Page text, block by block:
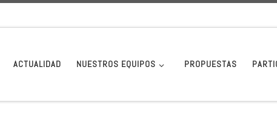
ACTUALIDAD NUESTROS EQUIPOS PROPUESTAS